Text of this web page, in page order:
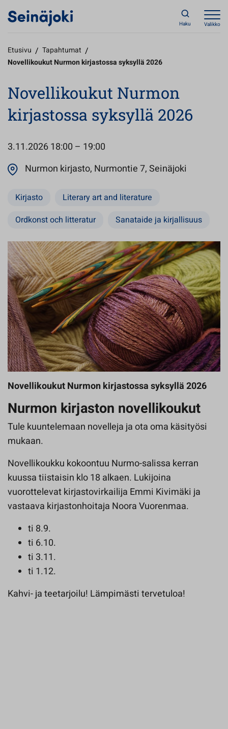
Haku Valikko
Etusivu / Tapahtumat /
Novellikoukut Nurmon kirjastossa syksyllä 2026
Novellikoukut Nurmon
kirjastossa syksyllä 2026
3.11.202618:00 – 19:00
Nurmon kirjasto, Nurmontie 7, Seinäjoki
Kirjasto
Literary art and literature
Ordkonst och litteratur
Sanataide ja kirjallisuus
Novellikoukut Nurmon kirjastossa syksyllä 2026
Nurmon kirjaston novellikoukut
Tule kuuntelemaan novelleja ja ota oma käsityösi
mukaan.
Novellikoukku kokoontuu Nurmo-salissa kerran
kuussa tiistaisin klo 18 alkaen. Lukijoina
vuorottelevat kirjastovirkailija Emmi Kivimäki ja
vastaava kirjastonhoitaja Noora Vuorenmaa.
ti 8.9.
ti 6.10.
ti 3.11.
ti 1.12.
Kahvi- ja teetarjoilu! Lämpimästi tervetuloa!